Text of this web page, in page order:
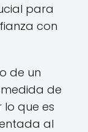
para
con
de un
de
lo que es
al